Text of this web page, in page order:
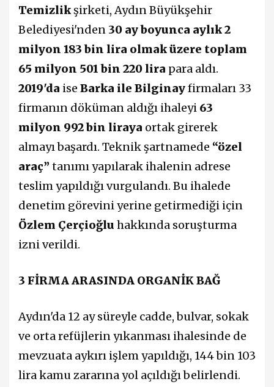
Temizlikşirketi, Aydın Büyükşehir
Belediyesi'nden 30 ay boyunca aylık 2
milyon 183 bin lira olmak üzere toplam
65 milyon 501 bin 220 lira para aldı.
2019'da ise Barka ile Bilginayfirmaları 33
firmanın döküman aldığı ihaleyi 63
milyon 992 bin liraya ortak girerek
almayı başardı. Teknik şartnamede “özel
araç” tanımı yapılarak ihalenin adrese
teslim yapıldığı vurgulandı. Bu ihalede
denetim görevini yerine getirmediği için
Özlem Çerçioğlu hakkında soruşturma
izni verildi.
3 FİRMA ARASINDA ORGANİK BAĞ
Aydın'da 12 ay süreyle cadde, bulvar, sokak
ve orta refüjlerin yıkanması ihalesinde de
mevzuata aykırı işlem yapıldığı, 144 bin 103
lira kamu zararına yol açıldığı belirlendi.